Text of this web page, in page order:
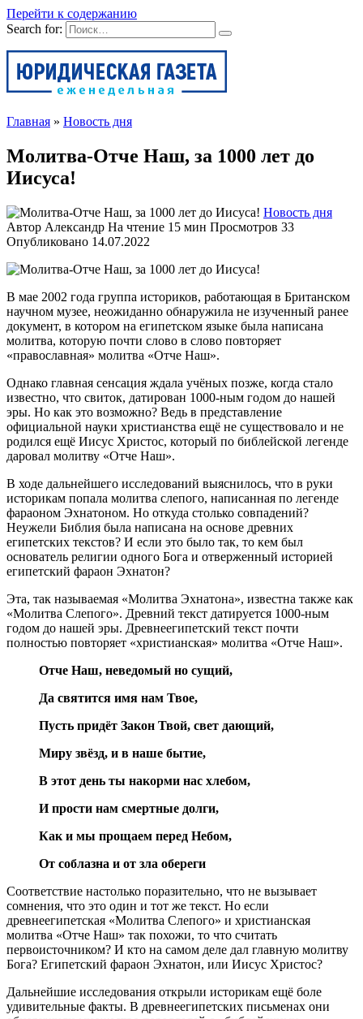
Перейти к содержанию
Search for:
Главная » Новость дня
Молитва-Отче Наш, за 1000 лет до
Иисуса!⁠⁠
Новость дня
Автор Александр На чтение 15 мин Просмотров 33
Опубликовано 14.07.2022
В мае 2002 года группа историков, работающая в Британском
научном музее, неожиданно обнаружила не изученный ранее
документ, в котором на египетском языке была написана
молитва, которую почти слово в слово повторяет
«православная» молитва «Отче Наш».
Однако главная сенсация ждала учёных позже, когда стало
известно, что свиток, датирован 1000-ным годом до нашей
эры. Но как это возможно? Ведь в представление
официальной науки христианства ещё не существовало и не
родился ещё Иисус Христос, который по библейской легенде
даровал молитву «Отче Наш».
В ходе дальнейшего исследований выяснилось, что в руки
историкам попала молитва слепого, написанная по легенде
фараоном Эхнатоном. Но откуда столько совпадений?
Неужели Библия была написана на основе древних
египетских текстов? И если это было так, то кем был
основатель религии одного Бога и отверженный историей
египетский фараон Эхнатон?
Эта, так называемая «Молитва Эхнатона», известна также как
«Молитва Слепого». Древний текст датируется 1000-ным
годом до нашей эры. Древнеегипетский текст почти
полностью повторяет «христианская» молитва «Отче Наш».
Отче Наш, неведомый но сущий,
Да святится имя нам Твое,
Пусть придёт Закон Твой, свет дающий,
Миру звёзд, и в наше бытие,
В этот день ты накорми нас хлебом,
И прости нам смертные долги,
Как и мы прощаем перед Небом,
От соблазна и от зла обереги
Соответствие настолько поразительно, что не вызывает
сомнения, что это один и тот же текст. Но если
древнеегипетская «Молитва Слепого» и христианская
молитва «Отче Наш» так похожи, то что считать
первоисточником? И кто на самом деле дал главную молитву
Бога? Египетский фараон Эхнатон, или Иисус Христос?
Дальнейшие исследования открыли историкам ещё боле
удивительные факты. В древнеегипетских письменах они